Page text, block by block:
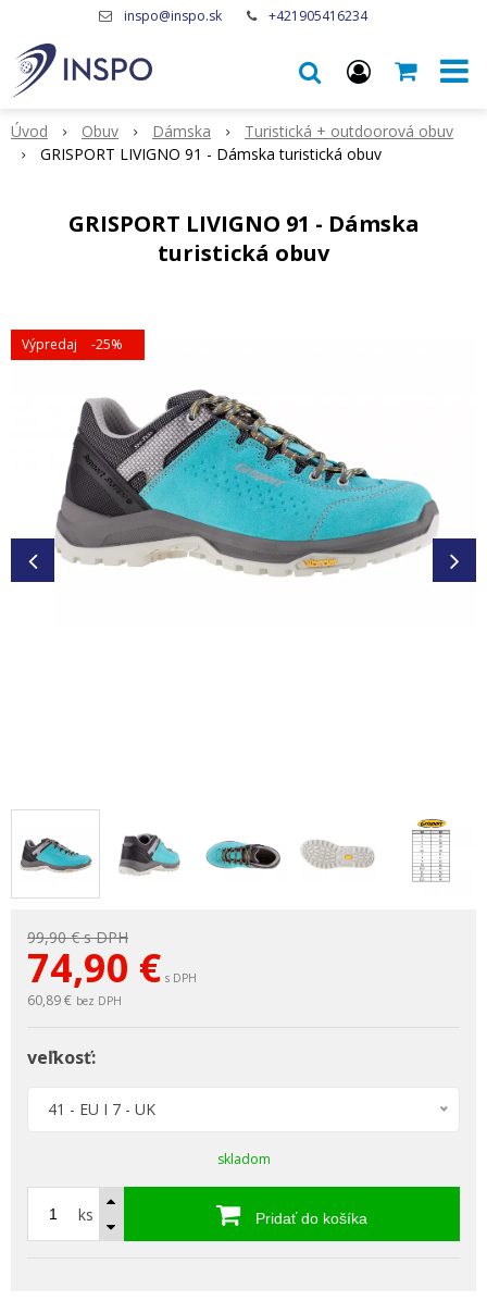
inspo@inspo.sk +421905416234
Úvod Obuv Dámska
Turistická + outdoorová obuv
GRISPORT LIVIGNO 91 - Dámska turistická obuv
GRISPORT LIVIGNO 91 - Dámska
turistická obuv
Výpredaj -25%
99,90 €s DPH
74,90 € s DPH
60,89 € bez DPH
veľkosť:
41 - EU I 7 - UK
skladom
ks Pridať do košíka